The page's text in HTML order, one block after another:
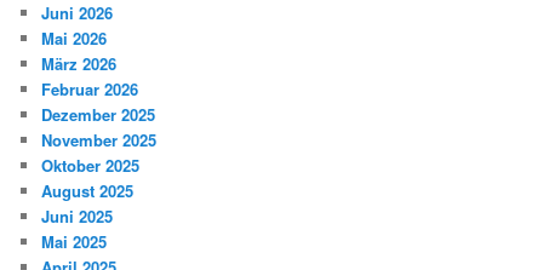
Juni 2026
Mai 2026
März 2026
Februar 2026
Dezember 2025
November 2025
Oktober 2025
August 2025
Juni 2025
Mai 2025